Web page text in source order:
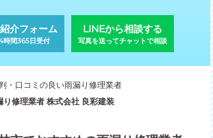
介フォーム
時間365日受付
LINEから相談する
写真を送ってチャットで相談
・口コミの良い雨漏り修理業者
り修理業者 株式会社 良彩建装